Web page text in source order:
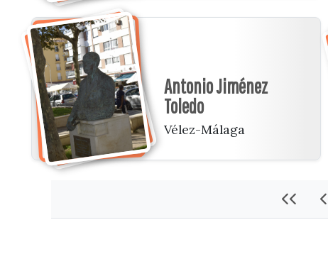
Antonio Jiménez
Toledo
Vélez-Málaga